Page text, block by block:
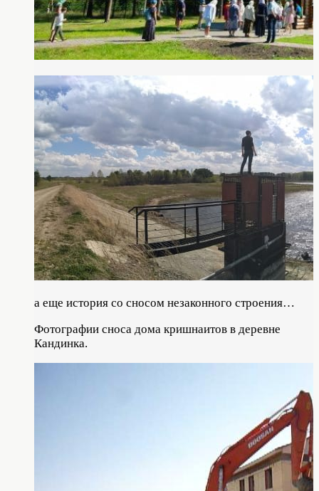
а еще история со сносом незаконного строения…
Фотографии сноса дома кришнаитов в деревне
Кандинка.